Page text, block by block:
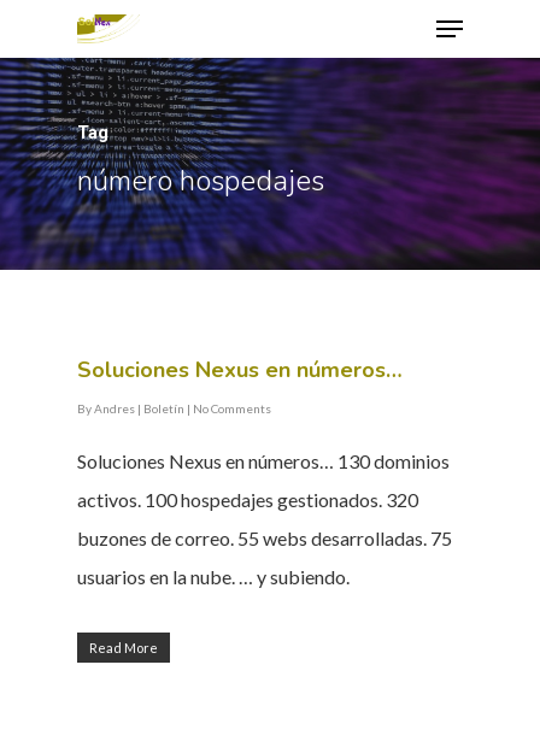
Hit enter to search or ESC to close
Tag
número hospedajes
Soluciones Nexus en números…
ByAndres | Boletín | No Comments
Soluciones Nexus en números… 130 dominios
activos. 100 hospedajes gestionados. 320
buzones de correo. 55 webs desarrolladas. 75
usuarios en la nube. … y subiendo.
Read More